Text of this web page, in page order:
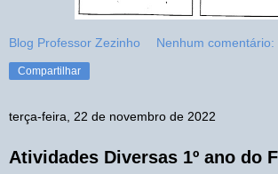
Blog Professor Zezinho Nenhum comentário:
Compartilhar
terça-feira, 22 de novembro de 2022
Atividades Diversas 1º ano do